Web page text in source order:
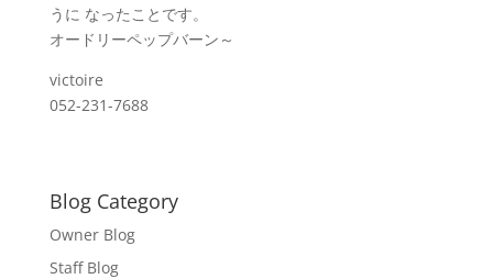
うに なったことです。
オードリーペップバーン～
victoire
052-231-7688
Blog Category
Owner Blog
Staff Blog